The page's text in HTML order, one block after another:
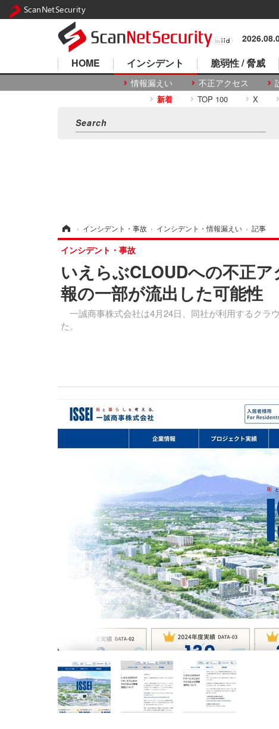
HOME インシデント
情報漏えい 不正アクセス
脆弱性 / 脅威
新着 TOP 100 X
› インシデント・事故 › インシデント・情報漏えい › 記事
いえらぶCLOUDへの不正
報の一部が流出した可能性
一誠商事株式会社は4月24日、同社が利用するクラ
た。
インシデント・事故
ScanNetSecurity